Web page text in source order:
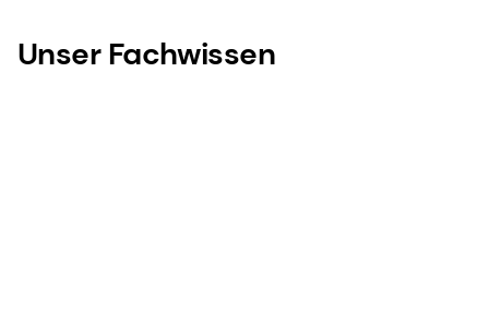
Unser Fachwissen